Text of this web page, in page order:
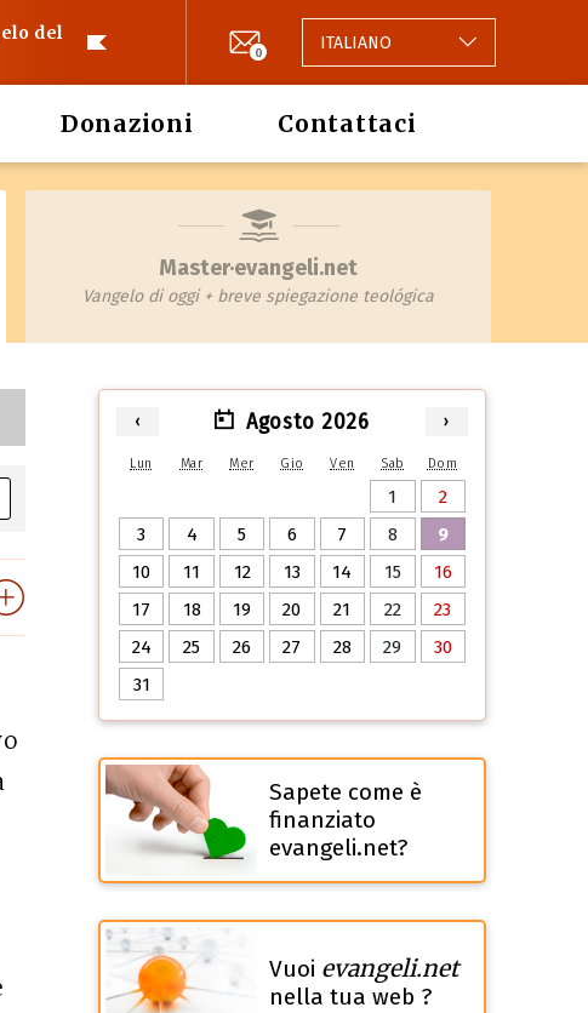
del
0 ITALIANO
Donazioni Contattaci
Master·evangeli.net
Vangelo di oggi + breve spiegazione teológica
‹ Agosto 2026 ›
Lun Mar Mer Gio Ven Sab Dom
1
2
3
4 5 6 7 8
9
10
11 12 13 14 15
16
17
18 19 20 21 22
23
24
25 26 27 28 29
30
31
Sapete come è
finanziato
evangeli.net?
Vuoi evangeli.net
nella tua web ?